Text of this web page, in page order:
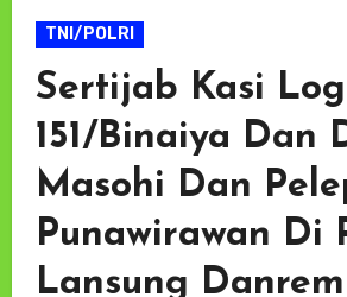
TNI/POLRI
Sertijab Kasi
151/Binaiya Dan
Masohi Dan
Punawirawan Di
Lansung Danrem